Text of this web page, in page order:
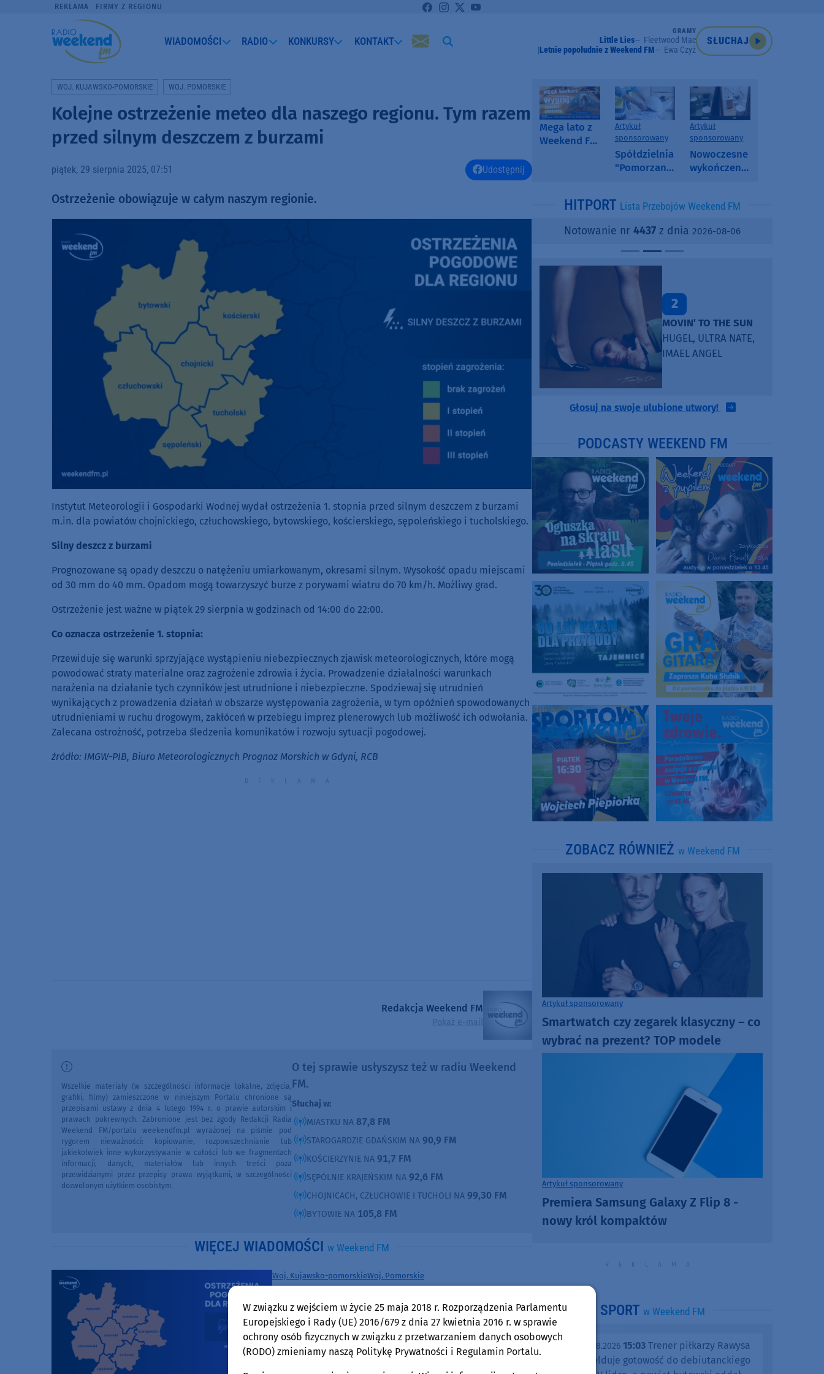
REKLAMA FIRMY Z REGIONU
WIADOMOŚCI RADIO KONKURSY KONTAKT
GRAMY
Little Lies
Fleetwood Mac
Letnie popołudnie z Weekend FM
Ewa Czyż
SŁUCHAJ
WOJ. KUJAWSKO-POMORSKIE WOJ. POMORSKIE
Kolejne ostrzeżenie meteo dla naszego regionu. Tym razem
przed silnym deszczem z burzami
piątek, 29 sierpnia 2025, 07:51 Udostępnij
Ostrzeżenie obowiązuje w całym naszym regionie.
Instytut Meteorologii i Gospodarki Wodnej wydał ostrzeżenia 1. stopnia przed silnym deszczem z burzami
m.in. dla powiatów chojnickiego, człuchowskiego, bytowskiego, kościerskiego, sępoleńskiego i tucholskiego.
Silny deszcz z burzami
Prognozowane są opady deszczu o natężeniu umiarkowanym, okresami silnym. Wysokość opadu miejscami
od 30 mm do 40 mm. Opadom mogą towarzyszyć burze z porywami wiatru do 70 km/h. Możliwy grad.
Ostrzeżenie jest ważne w piątek 29 sierpnia w godzinach od 14:00 do 22:00.
Co oznacza ostrzeżenie 1. stopnia:
Przewiduje się warunki sprzyjające wystąpieniu niebezpiecznych zjawisk meteorologicznych, które mogą
powodować straty materialne oraz zagrożenie zdrowia i życia. Prowadzenie działalności warunkach
narażenia na działanie tych czynników jest utrudnione i niebezpieczne. Spodziewaj się utrudnień
wynikających z prowadzenia działań w obszarze występowania zagrożenia, w tym opóźnień spowodowanych
utrudnieniami w ruchu drogowym, zakłóceń w przebiegu imprez plenerowych lub możliwość ich odwołania.
Zalecana ostrożność, potrzeba śledzenia komunikatów i rozwoju sytuacji pogodowej.
źródło: IMGW-PIB, Biuro Meteorologicznych Prognoz Morskich w Gdyni, RCB
Redakcja Weekend FM
Pokaż e-mail
O tej sprawie usłyszysz też w radiu Weekend
FM.
Słuchaj w:
MIASTKU NA 87,8 FM
STAROGARDZIE GDAŃSKIM NA 90,9 FM
KOŚCIERZYNIE NA 91,7 FM
SĘPÓLNIE KRAJEŃSKIM NA 92,6 FM
CHOJNICACH, CZŁUCHOWIE I TUCHOLI NA 99,30 FM
BYTOWIE NA 105,8 FM
Wszelkie materiały (w szczególności informacje lokalne, zdjęcia,
grafiki, filmy) zamieszczone w niniejszym Portalu chronione są
przepisami ustawy z dnia 4 lutego 1994 r. o prawie autorskim i
prawach pokrewnych. Zabronione jest bez zgody Redakcji Radia
Weekend FM/portalu weekendfm.pl wyrażonej na piśmie pod
rygorem nieważności: kopiowanie, rozpowszechnianie lub
jakiekolwiek inne wykorzystywanie w całości lub we fragmentach
informacji, danych, materiałów lub innych treści poza
przewidzianymi przez przepisy prawa wyjątkami, w szczególności
dozwolonym użytkiem osobistym.
WIĘCEJ WIADOMOŚCI w Weekend FM
Woj. Kujawsko-pomorskieWoj. Pomorskie
IMGW podnosi alert burzowy do drugiego
stopnia. Ostrzega przed silnym deszczem,
wiatrem i gradem (AKTUALIZACJA)
Mega lato z
Weekend FM
Artykuł
sponsorowany
Spółdzielnia
"Pomorzanka"
informuje o
i ofertach
najmu
Artykuł
sponsorowany
Nowoczesne
wykończenia
SPC, WPC i
kamienny
HITPORT Lista Przebojów Weekend FM
Notowanie nr 4437 z dnia 2026-08-06
2
MOVIN’ TO THE SUN
HUGEL, ULTRA NATE,
IMAEL ANGEL
Głosuj na swoje ulubione utwory!
PODCASTY WEEKEND FM
ZOBACZ RÓWNIEŻ w Weekend FM
Artykuł sponsorowany
Smartwatch czy zegarek klasyczny – co
wybrać na prezent? TOP modele
Artykuł sponsorowany
Premiera Samsung Galaxy Z Flip 8 -
nowy król kompaktów
SPORT w Weekend FM
piątek, 07.08.2026 15:03 Trener piłkarzy Rawysa
Raciąż melduje gotowość do debiutanckiego
W związku z wejściem w życie 25 maja 2018 r. Rozporządzenia Parlamentu
Europejskiego i Rady (UE) 2016/679 z dnia 27 kwietnia 2016 r. w sprawie
ochrony osób fizycznych w związku z przetwarzaniem danych osobowych
(RODO) zmieniamy naszą Politykę Prywatności i Regulamin Portalu.